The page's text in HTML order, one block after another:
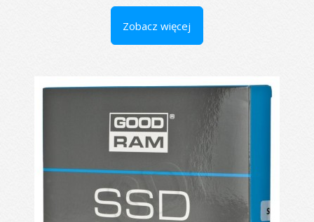
Zobacz więcej